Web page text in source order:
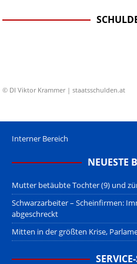
© DI Viktor Krammer | staatsschulden.at
Interner Bereich
NEUESTE
Mutter betäubte Tochter (9) und
Schwarzarbeiter – Scheinfirmen:
abgeschreckt
Mitten in der größten Krise,